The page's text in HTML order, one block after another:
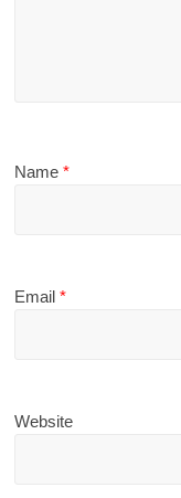
Name*
Email*
Website